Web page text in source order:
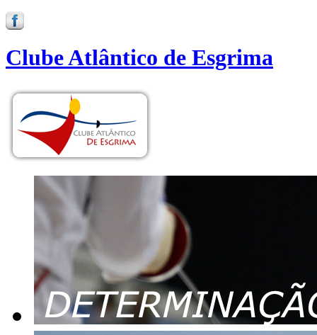
Clube Atlântico de Esgrima